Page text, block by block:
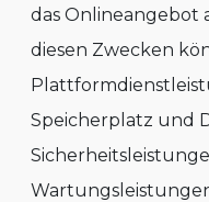
das Onlineangebot
diesen Zwecken
Speicherplatz und